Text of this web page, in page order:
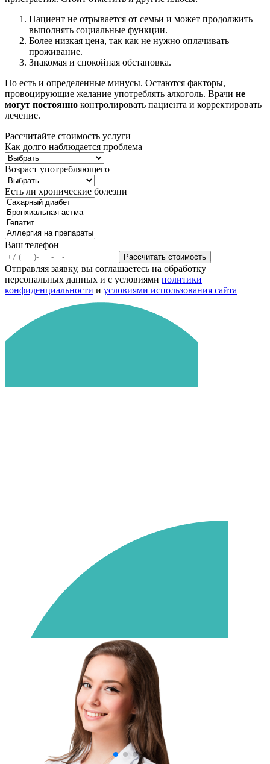
Пациент не отрывается от семьи и может продолжить
выполнять социальные функции.
Более низкая цена, так как не нужно оплачивать
проживание.
Знакомая и спокойная обстановка.
Но есть и определенные минусы. Остаются факторы,
провоцирующие желание употреблять алкоголь. Врачи не
могут постоянно контролировать пациента и корректировать
лечение.
Рассчитайте стоимость услуги
Как долго наблюдается проблема
Возраст употребляющего
Есть ли хронические болезни
Ваш телефон
Рассчитать стоимость
Отправляя заявку, вы соглашаетесь на обработку
персональных данных и с условиями политики
конфиденциальности и условиями использования сайта